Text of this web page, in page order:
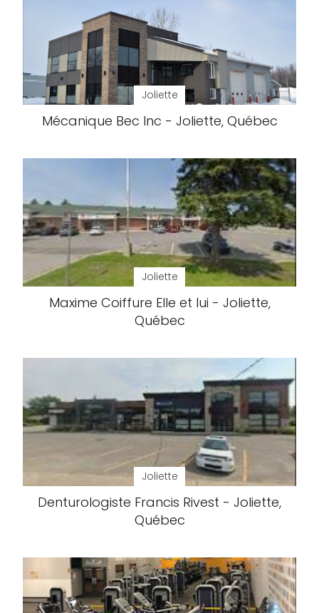
Joliette
Mécanique Bec Inc - Joliette, Québec
Joliette
Maxime Coiffure Elle et lui - Joliette,
Québec
Joliette
Denturologiste Francis Rivest - Joliette,
Québec